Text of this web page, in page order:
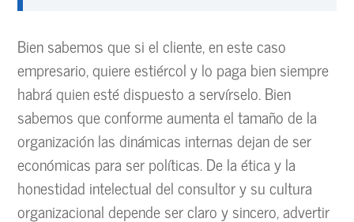
Bien sabemos que si el cliente, en este caso
empresario, quiere estiércol y lo paga bien siempre
habrá quien esté dispuesto a servírselo. Bien
sabemos que conforme aumenta el tamaño de la
organización las dinámicas internas dejan de ser
económicas para ser políticas. De la ética y la
honestidad intelectual del consultor y su cultura
organizacional depende ser claro y sincero, advertir